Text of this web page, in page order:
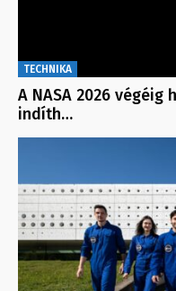
TECHNIKA
A NASA 2026
indíth…